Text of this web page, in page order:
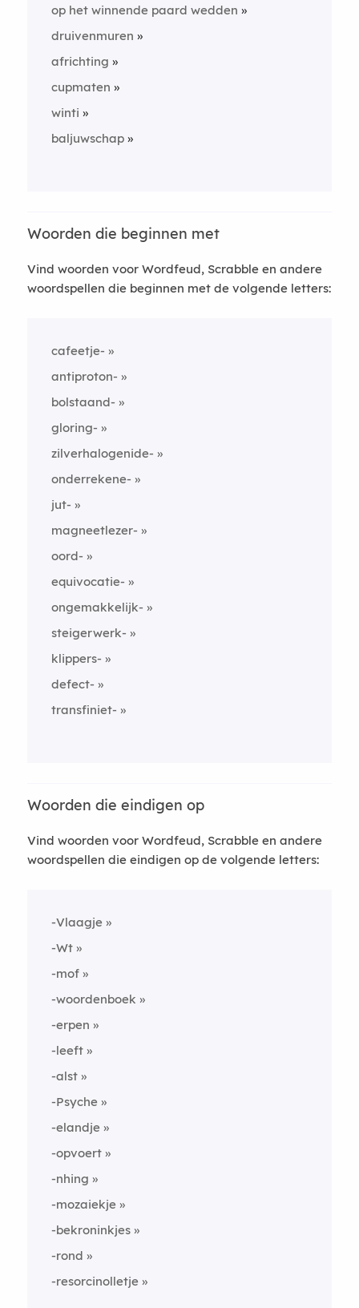
op het winnende paard wedden
druivenmuren
africhting
cupmaten
winti
baljuwschap
Woorden die beginnen met
Vind woorden voor Wordfeud, Scrabble en andere
woordspellen die beginnen met de volgende letters:
cafeetje-
antiproton-
bolstaand-
gloring-
zilverhalogenide-
onderrekene-
jut-
magneetlezer-
oord-
equivocatie-
ongemakkelijk-
steigerwerk-
klippers-
defect-
transfiniet-
Woorden die eindigen op
Vind woorden voor Wordfeud, Scrabble en andere
woordspellen die eindigen op de volgende letters:
-Vlaagje
-Wt
-mof
-woordenboek
-erpen
-leeft
-alst
-Psyche
-elandje
-opvoert
-nhing
-mozaiekje
-bekroninkjes
-rond
-resorcinolletje